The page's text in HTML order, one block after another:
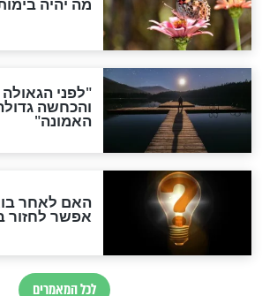
באב
חדשות יהדות
הותר לפרסום:
נהרגו בדרום לבנון
ואיראן: בלי
סימני שאלה